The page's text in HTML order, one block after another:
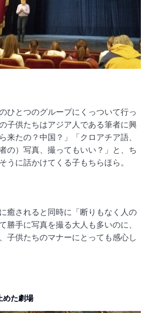
ひとつのグループにくっついて行っ
子供たちはアジア人である筆者に興
来たの？中国？」「クロアチア語、
の）写真、撮ってもいい？」と、ち
うに話かけてくる子もちらほら。
癒されると同時に「断りもなく人の
勝手に写真を撮る大人も多いのに、
子供たちのマナーにとっても感心し
めた劇場